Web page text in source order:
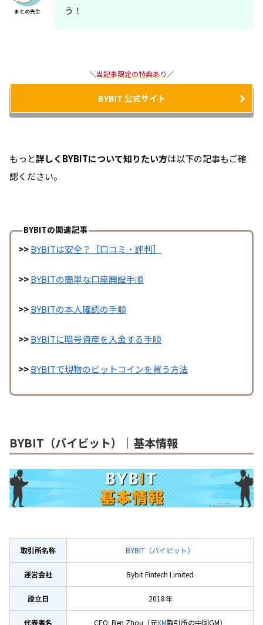
まとめ先生
う！
＼当記事限定の特典あり／
BYBIT 公式サイト
もっと詳しくBYBITについて知りたい方は以下の記事もご確
認ください。
BYBITの関連記事
>>BYBITは安全？［口コミ・評判］
>>BYBITの簡単な口座開設手順
>>BYBITの本人確認の手順
>>BYBITに暗号資産を入金する手順
>>BYBITで現物のビットコインを買う方法
BYBIT（バイビット）｜基本情報
取引所名称 BYBIT（バイビット）
運営会社 Bybit Fintech Limited
設立日 2018年
代表者名 CEO: Ben Zhou（元XM取引所の中国GM）